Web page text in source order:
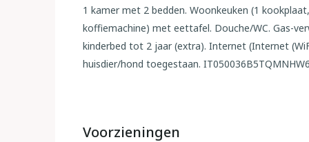
1 kamer met 2 bedden. Woonkeuken (1
koffiemachine) met eettafel. Douche/WC. Gas-
kinderbed tot 2 jaar (extra). Internet (Internet
huisdier/hond toegestaan.
Vakantiecomplex "La Cerretella", bouwjaar
Voorzieningen